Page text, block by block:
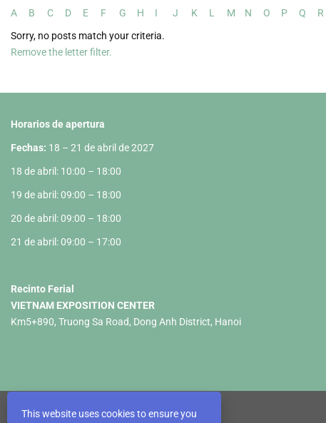
A B C D E F G H I J K L M N O P Q R
Sorry, no posts match your criteria.
Remove the letter filter.
Horarios de apertura
Fechas: 18 – 21 de abril de 2027
18 de abril: 10:00 – 18:00
19 de abril: 09:00 – 18:00
20 de abril: 09:00 – 18:00
21 de abril: 09:00 – 17:00
Recinto Ferial
VIETNAM EXPOSITION CENTER
Km5+890, Truong Sa Road, Dong Anh District, Hanoi
This website uses cookies to ensure you